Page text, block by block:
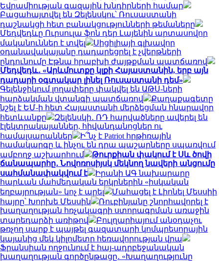
Եվրամիության գազային խնդիրների համար
Բացահայտվել են Զելենսկու՝ Ռուսաստանի
դաշնակցի հետ բանակցությունների թեմաները
Մեդվեդևը Ուրսուլա ֆոն դեր Լայենին արտասովոր
մականուններ է տվել
Սիցիլիայի գլխավոր
օդանավակայանը դադարեցրել է չվերթների
ընդունումը Էթնա հրաբխի ժայթքման պատճառով
Մեդվեդև․ «Արևմուտքը կլքի Հայաստանին, երբ այն
դադարի օգտակար լինել Ռուսաստանի դեմ»
Գելենջիկում լողափերը փակվել են ԱԹՍ-ների
հարձակման վտանգի պատճառով
Քաղաքագետը
նշել է ԵՄ-ի հետ Հայաստանի մերձեցման հնարավոր
հետևանքը
Զելենսկի․ ՌԴ հարվածները ավերել են
էլեկտրակայաններ, հիվանդանոցներ ու
համալսարաններ
Ի՞նչ է Patriot հրթիռային
համակարգը և ինչու են դրա պաշարները սպառվում
ամբողջ աշխարհում
Թուրքիան փակում է Սև ծովի
ճանապարհը․ Նովոռոսիյսկ մեկնող նավերի անցումը
սահմանափակվում է
Իրանի ԱԳ նախարարը
հարևան մահմեդական երկրներին «իսկական
եղբայրության» կոչ է արել
Մահացել է Լիոնել Մեսսիի
հայրը՝ Խորխե Մեսսին
Ռուբինյանը շնորհավորել է
խաղաղության հռչակագրի ստորագրման առաջին
տարեդարձի առիթով
Բուլղարիայում անօդաչու
թռչող սարք է պայթել գազատարի կոմպրեսորային
կայանից մեկ կիլոմետր հեռավորության վրա
Ֆրանսիան ողջունում է հայ-ադրբեջանական
խաղաղության գործընթացը․ «Խաղաղությունը